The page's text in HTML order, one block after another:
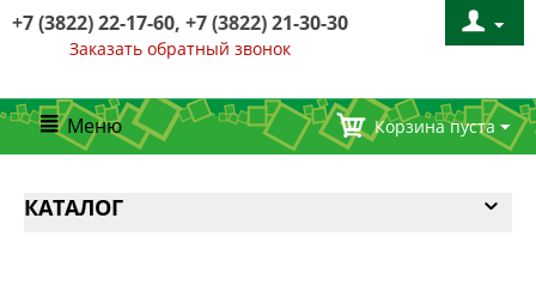
+7 (3822) 22-17-60, +7 (3822) 21-30-30
Заказать обратный звонок
Меню Корзина пуста
КАТАЛОГ